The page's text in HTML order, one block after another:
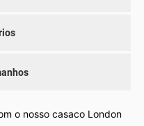
o nosso casaco London